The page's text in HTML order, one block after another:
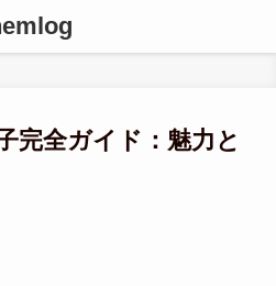
完全ガイド：魅力と